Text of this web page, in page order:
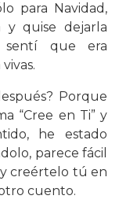
para Navidad,
y quise dejarla
que era
Porque
“Cree en Ti” y
he estado
parece fácil
creértelo tú en
cuento.